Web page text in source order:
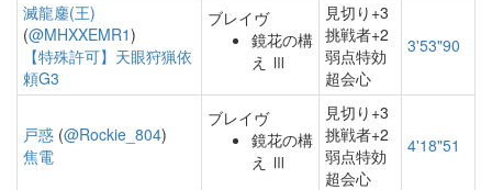
滅龍鏖(王)
(@MHXXEMR1)
【特殊許可】天眼狩猟依
頼G3
ブレイヴ
鏡花の構
え Ⅲ
見切り+3
挑戦者+2
弱点特効
超会心
3'53"90
戸惑 (@Rockie_804)
焦電
ブレイヴ
鏡花の構
え Ⅲ
見切り+3
挑戦者+2
弱点特効
超会心
4'18"51